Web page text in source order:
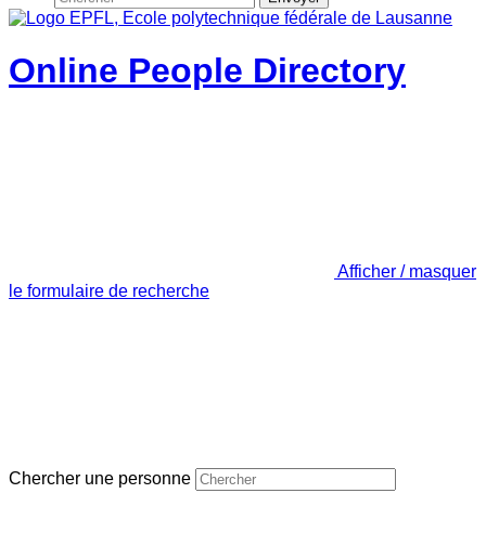
Online People Directory
Afficher / masquer
le formulaire de recherche
Chercher une personne